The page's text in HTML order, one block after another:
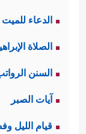
الدعاء للميت
الصلاة
السنن
آيات الصبر
قيام الليل